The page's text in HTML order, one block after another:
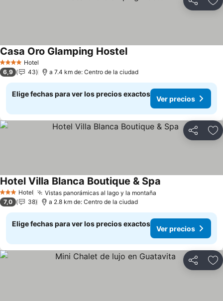
Compartir
4 EstrellasHotel
Casa Oro Glamping HostelVer precios
6,9 43 a 7.4 km de: Centro de la ciudad
Elige fechas para ver los precios exactos
Ver precios
Compartir
3 Estrellas
Hotel Vistas panorámicas al lago y la montaña
Hotel Villa Blanca Boutique & Spa
7,0 38 a 2.8 km de: Centro de la ciudad
Elige fechas para ver los precios exactos
Ver precios
Compartir